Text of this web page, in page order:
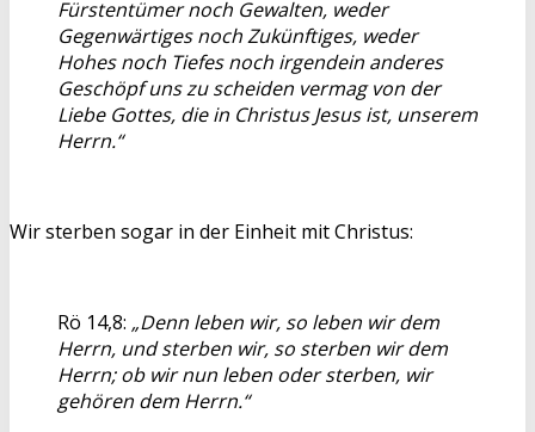
Fürstentümer noch Gewalten, weder
Gegenwärtiges noch Zukünftiges, weder
Hohes noch Tiefes noch irgendein anderes
Geschöpf uns zu scheiden vermag von der
Liebe Gottes, die in Christus Jesus ist, unserem
Herrn.“
Wir sterben sogar in der Einheit mit Christus:
Rö 14,8: „Denn leben wir, so leben wir dem
Herrn, und sterben wir, so sterben wir dem
Herrn; ob wir nun leben oder sterben, wir
gehören dem Herrn.“